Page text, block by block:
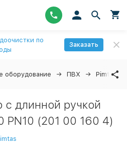
по
Заказать
оборудование ПВХ Pimtas
с длинной ручкой
PN10 (201 00 160 4)